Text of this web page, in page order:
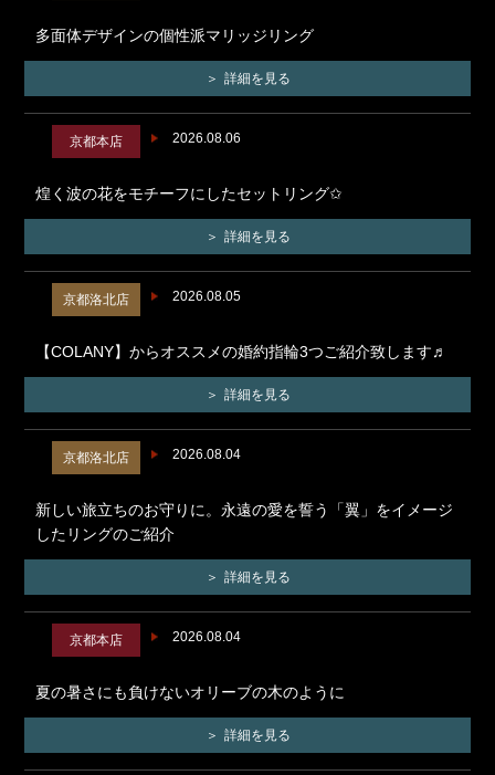
多面体デザインの個性派マリッジリング
詳細を見る
2026.08.06
京都本店
煌く波の花をモチーフにしたセットリング✩
詳細を見る
2026.08.05
京都洛北店
【COLANY】からオススメの婚約指輪3つご紹介致します♬
詳細を見る
2026.08.04
京都洛北店
新しい旅立ちのお守りに。永遠の愛を誓う「翼」をイメージ
したリングのご紹介
詳細を見る
2026.08.04
京都本店
夏の暑さにも負けないオリーブの木のように
詳細を見る